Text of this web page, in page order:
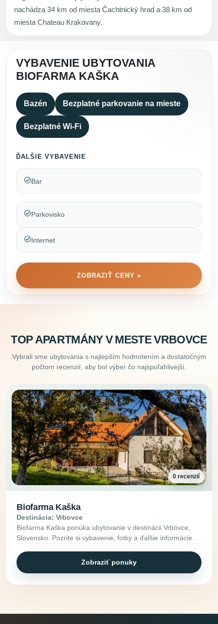
nachádza 34 km od miesta Čachtnický hrad a 38 km od
miesta Chateau Krakovany.
VYBAVENIE UBYTOVANIA
BIOFARMA KAŠKA
Bazén Bezplatné parkovanie na mieste
Bezplatné Wi-Fi
ĎALŠIE VYBAVENIE
Bar
Parkovisko
Internet
ZOBRAZIŤ CENY »
TOP APARTMÁNY V MESTE VRBOVCE
Vybrali sme ubytovania s najlepším hodnotením a dostatočným
počtom recenzií, aby bol výber čo najspoľahlivejší.
0 recenzií
Biofarma Kaška
Destinácia: Vrbovce
Biofarma Kaška ponúka ubytovanie v destinácii Vrbovce,
Slovensko. Pozrite si vybavenie, fotky a ďalšie informácie.
Zobraziť ponuky